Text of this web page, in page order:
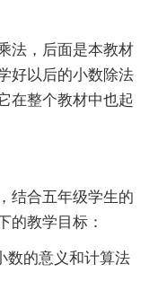
，后面是本教材
好以后的小数除法
在整个教材中也起
合五年级学生的
的教学目标：
的意义和计算法